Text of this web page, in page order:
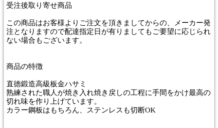
受注後取り寄せ商品
この商品はお客様よりご注文を頂きましてからの、メーカー発
注となりますので配達指定日が有りましてもご要望に応じられ
ない場合もございます。
商品の特徴
直徳鍛造高級板金ハサミ
熟練された職人が焼き入れ焼き戻しの工程に手間をかけ最高の
切れ味を作り上げています。
カラー鋼板はもちろん、ステンレスも切断OK